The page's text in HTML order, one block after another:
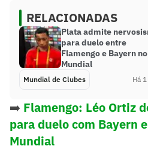
RELACIONADAS
Plata admite
para duelo entre
Flamengo e Bayern no
Mundial
Mundial de Clubes Há
➡️ Flamengo: Léo Ortiz
para duelo com Bayern
Mundial